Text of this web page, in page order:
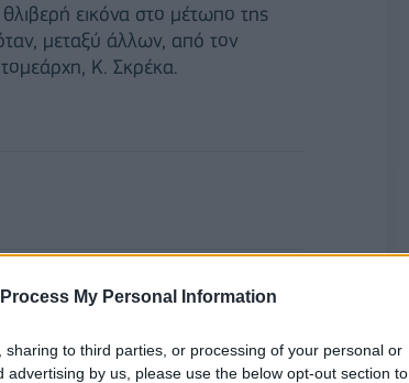
My Personal Information
to third parties, or processing of your personal or
advertising by us, please use the below opt-out section to
εικόνα στο μέτωπο της
μεταξύ άλλων, από τον
Κ. Σκρέκα.